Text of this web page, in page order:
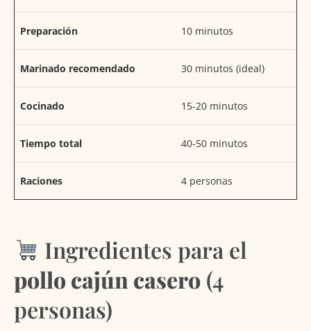
Preparación 10 minutos
Marinado recomendado 30 minutos (ideal)
Cocinado 15-20 minutos
Tiempo total 40-50 minutos
Raciones 4 personas
Ingredientes para el
pollo cajún casero (4
personas)